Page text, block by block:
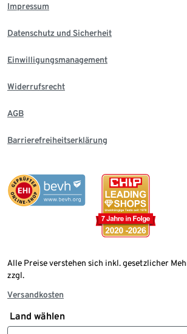
Impressum
Datenschutz und Sicherheit
Einwilligungsmanagement
Widerrufsrecht
AGB
Barrierefreiheitserklärung
Alle Preise verstehen sich inkl. gesetzlicher
zzgl.
Versandkosten
Land wählen